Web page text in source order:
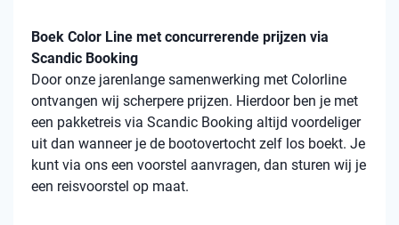
Boek Color Line met concurrerende prijzen via
Scandic Booking
Door onze jarenlange samenwerking met Colorline
ontvangen wij scherpere prijzen. Hierdoor ben je met
een pakketreis via Scandic Booking altijd voordeliger
uit dan wanneer je de bootovertocht zelf los boekt. Je
kunt via ons een voorstel aanvragen, dan sturen wij je
een reisvoorstel op maat.